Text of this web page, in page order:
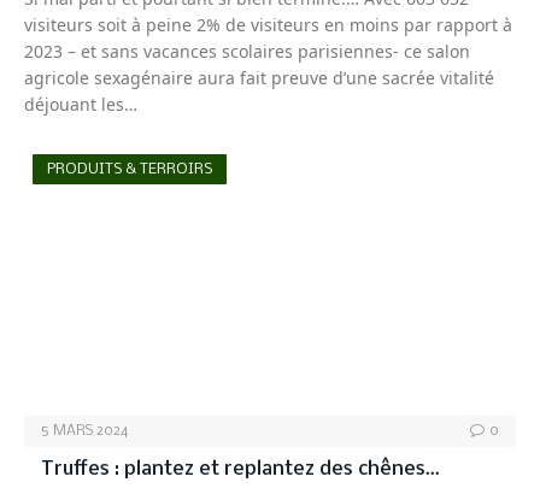
visiteurs soit à peine 2% de visiteurs en moins par rapport à
2023 – et sans vacances scolaires parisiennes- ce salon
agricole sexagénaire aura fait preuve d’une sacrée vitalité
déjouant les…
PRODUITS & TERROIRS
5 MARS 2024 0
Truffes : plantez et replantez des chênes…